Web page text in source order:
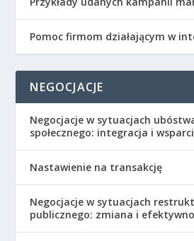
Pomoc firmom działającym w
NEGOCJACJE
Negocjacje w sytuacjach
społecznego: integracja i
Nastawienie na transakcję
Negocjacje w sytuacjach
publicznego: zmiana i